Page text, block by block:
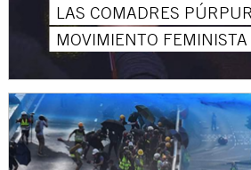
LAS COMADRES
MOVIMIENTO